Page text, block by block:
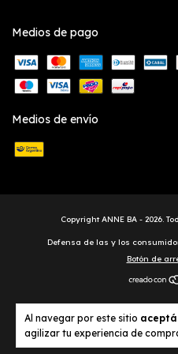
Al navegar por este sitio
agilizar tu experiencia de
Medios de pago
Medios de envío
Copyright ANNE BA - 2026.
Defensa de las y los
Botón de